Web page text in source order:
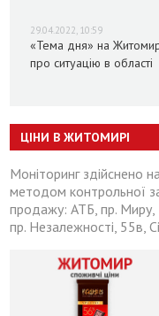
29.04.2022, 10:59
«Тема дня» на
про ситуацію в області
ЦІНИ В ЖИТОМИРІ
Моніторинг здійснено
методом контрольної
продажу: АТБ, пр. Миру,
пр. Незалежності, 55в,